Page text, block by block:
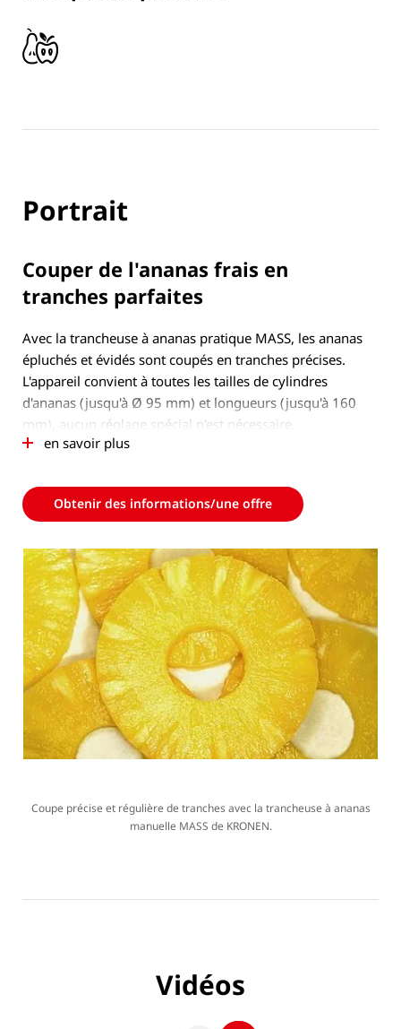
Portrait
Couper de l'ananas frais en
tranches parfaites
Avec la trancheuse à ananas pratique MASS, les ananas
épluchés et évidés sont coupés en tranches précises.
L'appareil convient à toutes les tailles de cylindres
d'ananas (jusqu'à Ø 95 mm) et longueurs (jusqu'à 160
mm), aucun réglage spécial n'est nécessaire.
mm. L'appareil est également disponible avec des
épaisseurs de coupe de 8, 15, 20 mm ou plus sur
La trancheuse à ananas MASS est intégralement
fabriquée en acier inoxydable résistant aux acides. La
coupe manuelle et le nettoyage sont rapides et aisés.
en savoir plus
Obtenir des informations/une offre
Coupe précise et régulière de tranches avec la trancheuse à ananas
manuelle MASS de KRONEN.
Vidéos